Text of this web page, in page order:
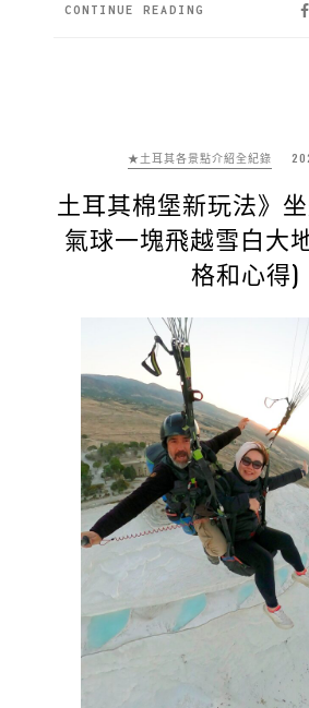
CONTINUE READING
★土耳其各景點介紹全紀錄
土耳其棉堡新玩法》
氣球一塊飛越雪白大
格和心得)